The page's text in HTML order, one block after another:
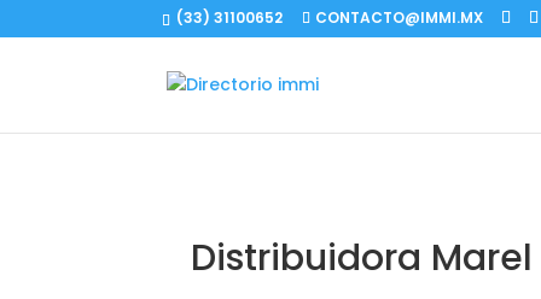
(33) 31100652 CONTACTO@IMMI.MX
Distribuidora Marel